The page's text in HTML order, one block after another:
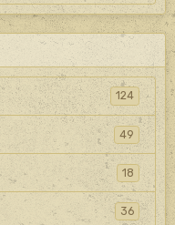
124
49
18
36